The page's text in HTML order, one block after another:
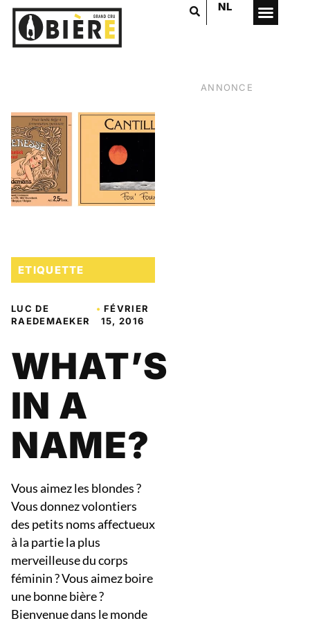
NL
ETIQUETTE
LUC DE
RAEDEMAEKER
•FÉVRIER
15, 2016
WHAT’S
IN A
NAME?
Vous aimez les blondes ?
Vous donnez volontiers
des petits noms affectueux
à la partie la plus
merveilleuse du corps
féminin ? Vous aimez boire
une bonne bière ?
Bienvenue dans le monde
ANNONCE